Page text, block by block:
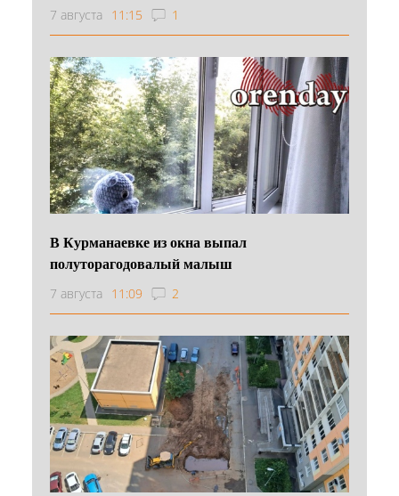
7 августа 11:15 1
В Курманаевке из окна выпал
полуторагодовалый малыш
7 августа 11:09 2